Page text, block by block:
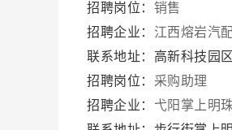
招聘岗位： 销售
招聘企业： 江西熔岩汽
联系地址：高新科技园区
招聘岗位： 采购助理
招聘企业： 弋阳掌上明